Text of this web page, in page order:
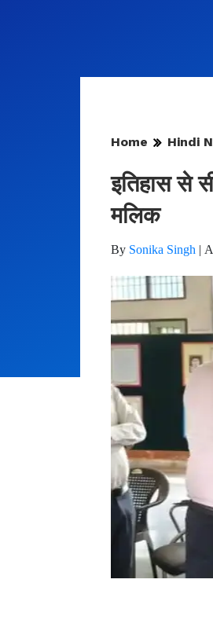
Home Hindi
इतिहास से
मलिक
By Sonika Singh |